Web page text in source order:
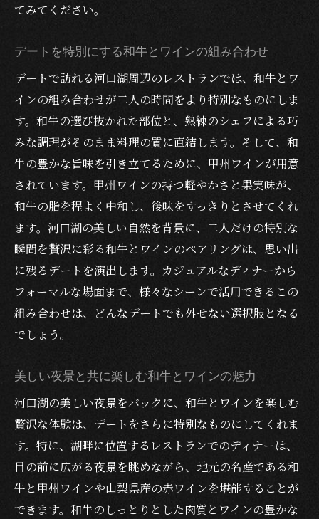
てみてください。
デートを特別にする和牛とワインの組み合わせ
デートで訪れる河口湖周辺のレストランでは、和牛とワ
インの組み合わせが二人の時間をより特別なものにしま
す。和牛の選び抜かれた部位と、熟練のシェフによる巧
みな調理がそのまま料理の質に直結します。そして、和
牛の豊かな旨味を引き立てるために、甲州ワインが用意
されています。甲州ワインの持つ軽やかさと果実味が、
和牛の脂を程よく中和し、後味をすっきりとさせてくれ
ます。河口湖の美しい自然を背景に、二人だけの特別な
瞬間を贅沢に彩る和牛とワインのペアリングは、思い出
に残るデートを演出します。カジュアルなディナーから
フォーマルな場面まで、様々なシーンで活用できるこの
組み合わせは、どんなデートでも外せない選択肢となる
でしょう。
美しい夜景と共に楽しむ和牛とワインの魅力
河口湖の美しい夜景をバックに、和牛とワインを楽しむ
贅沢な体験は、デートをさらに特別なものにしてくれま
す。特に、湖畔に位置するレストランでのディナーは、
目の前に広がる夜景を眺めながら、地元の名産である和
牛と甲州ワインや山梨県産の赤ワインを堪能することが
できます。和牛のしっとりとした肉質とワインの豊かな